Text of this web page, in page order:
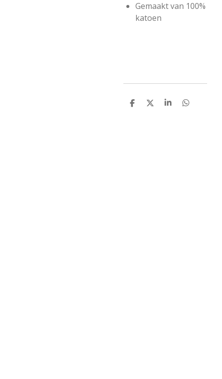
Gemaakt van 100%
katoen
D
D
S
D